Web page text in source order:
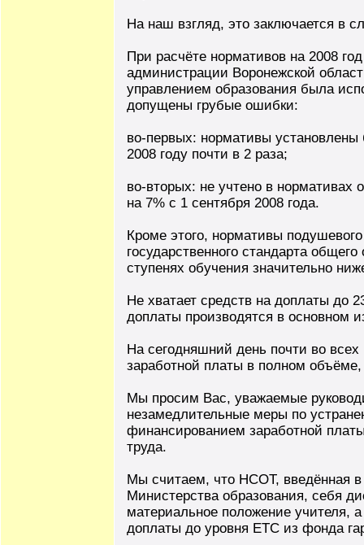
На наш взгляд, это заключается в
При расчёте нормативов на 2008
администрации Воронежской
управлением образования была
допущены грубые ошибки:
во-первых: нормативы установлены
2008 году почти в 2 раза;
во-вторых: не учтено в
на 7% с 1 сентября 2008 года.
Кроме этого, нормативы
государственного стандарта
ступенях обучения значительно
Не хватает средств на доплаты до
доплаты производятся в основном
На сегодняшний день почти во
заработной платы в полном
Мы просим Вас, уважаемые
незамедлительные меры по
финансированием заработной
труда.
Мы считаем, что НСОТ, введённая
Министерства образования, себя
материальное положение учителя,
доплаты до уровня ЕТС из фонда